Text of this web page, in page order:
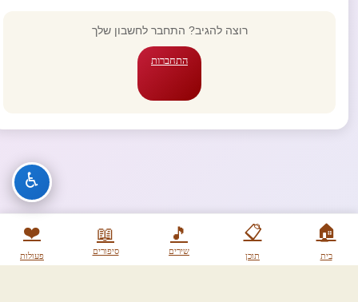
🏠
בית
📋
תוכן
🎵
שירים
📖
סיפורים
❤️
פעולות
רוצה להגיב? התחבר לחשבון שלך
התחברות
♿